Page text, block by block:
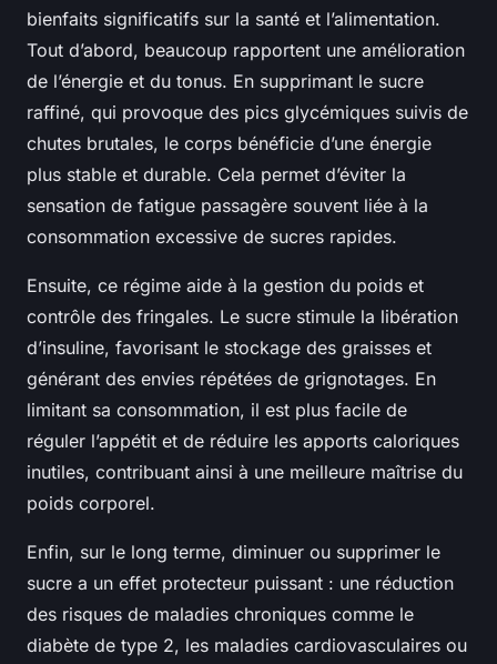
bienfaits significatifs sur la santé et l’alimentation.
Tout d’abord, beaucoup rapportent une amélioration
de l’énergie et du tonus. En supprimant le sucre
raffiné, qui provoque des pics glycémiques suivis de
chutes brutales, le corps bénéficie d’une énergie
plus stable et durable. Cela permet d’éviter la
sensation de fatigue passagère souvent liée à la
consommation excessive de sucres rapides.
Ensuite, ce régime aide à la gestion du poids et
contrôle des fringales. Le sucre stimule la libération
d’insuline, favorisant le stockage des graisses et
générant des envies répétées de grignotages. En
limitant sa consommation, il est plus facile de
réguler l’appétit et de réduire les apports caloriques
inutiles, contribuant ainsi à une meilleure maîtrise du
poids corporel.
Enfin, sur le long terme, diminuer ou supprimer le
sucre a un effet protecteur puissant : une réduction
des risques de maladies chroniques comme le
diabète de type 2, les maladies cardiovasculaires ou